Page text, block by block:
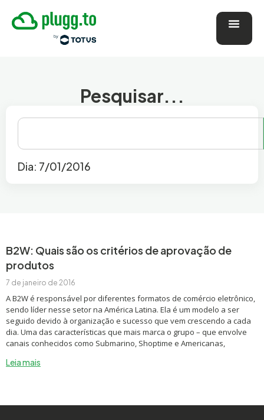
Pesquisar...
Dia: 7/01/2016
B2W: Quais são os critérios de aprovação de
produtos
7 de janeiro de 2016
A B2W é responsável por diferentes formatos de comércio eletrônico,
sendo líder nesse setor na América Latina. Ela é um modelo a ser
seguido devido à organização e sucesso que vem crescendo a cada
dia. Uma das características que mais marca o grupo – que envolve
canais conhecidos como Submarino, Shoptime e Americanas,
Leia mais